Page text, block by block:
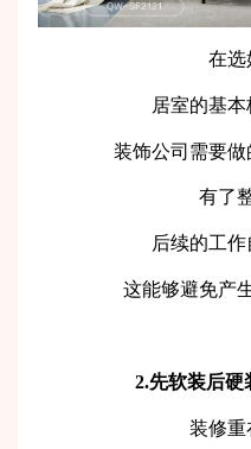
在选
居室的基
装饰公司需要
有了
后续的工
这能够避免产
2.先软装后硬
装修重